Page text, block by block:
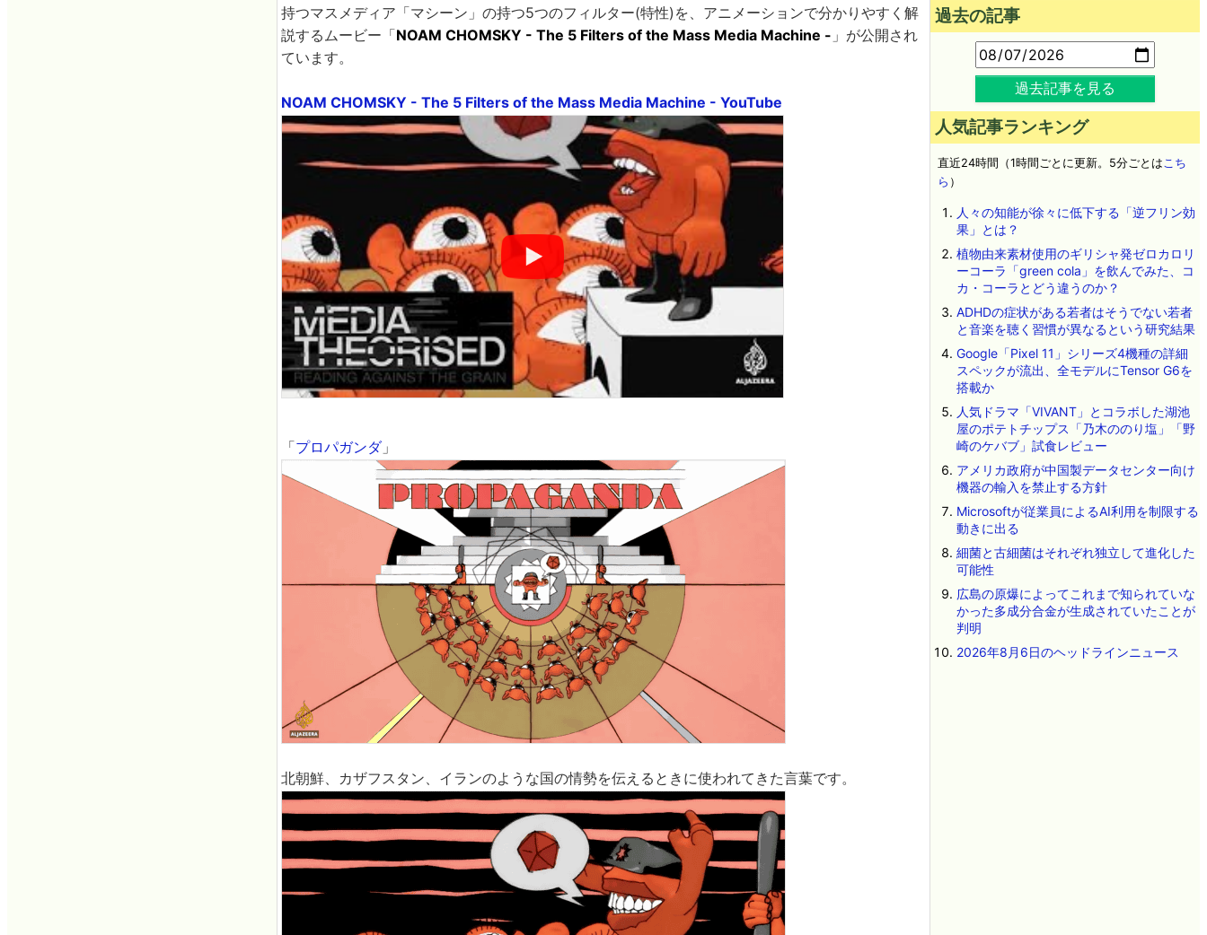
持つマスメディア「マシーン」の持つ5つのフィルター(特性)を、アニメーションで分かりやすく解
説するムービー「NOAM CHOMSKY - The 5 Filters of the Mass Media Machine - 」が公開され
ています。
NOAM CHOMSKY - The 5 Filters of the Mass Media Machine - YouTube
「プロパガンダ」
北朝鮮、カザフスタン、イランのような国の情勢を伝えるときに使われてきた言葉です。
過去の記事
過去記事を見る
人気記事ランキング
直近24時間（1時間ごとに更新。5分ごとはこち
ら ）
人々の知能が徐々に低下する「逆フリン効
果」とは？
植物由来素材使用のギリシャ発ゼロカロリ
ーコーラ「green cola」を飲んでみた、コ
カ・コーラとどう違うのか？
ADHDの症状がある若者はそうでない若者
と音楽を聴く習慣が異なるという研究結果
Google「Pixel 11」シリーズ4機種の詳細
スペックが流出、全モデルにTensor G6を
搭載か
人気ドラマ「VIVANT」とコラボした湖池
屋のポテトチップス「乃木ののり塩」「野
崎のケバブ」試食レビュー
アメリカ政府が中国製データセンター向け
機器の輸入を禁止する方針
Microsoftが従業員によるAI利用を制限する
動きに出る
細菌と古細菌はそれぞれ独立して進化した
可能性
広島の原爆によってこれまで知られていな
かった多成分合金が生成されていたことが
判明
2026年8月6日のヘッドラインニュース